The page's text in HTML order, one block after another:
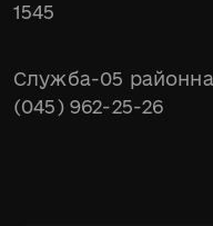
1545
Служба-05 районна
(045) 962-25-26